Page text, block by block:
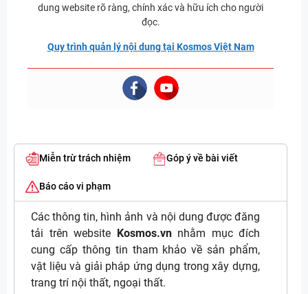
dung website rõ ràng, chính xác và hữu ích cho người
đọc.
Quy trình quản lý nội dung tại Kosmos Việt Nam
Miễn trừ trách nhiệm Góp ý về bài viết
Báo cáo vi phạm
Các thông tin, hình ảnh và nội dung được đăng
tải trên website
Kosmos.vnnhằm mục đích
cung cấp thông tin tham khảo về sản phẩm,
vật liệu và giải pháp ứng dụng trong xây dựng,
trang trí nội thất, ngoại thất.